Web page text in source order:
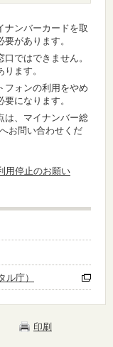
ナンバーカードを取
があります。
ではできません。
ます。
フォンの利用をやめ
になります。
は、マイナンバー総
お問い合わせくだ
庁）
印刷